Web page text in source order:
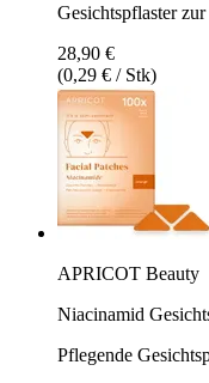
Gesichtspflaster
28,90 €
(0,29 € / Stk)
APRICOT Beauty
Niacinamid
Pflegende